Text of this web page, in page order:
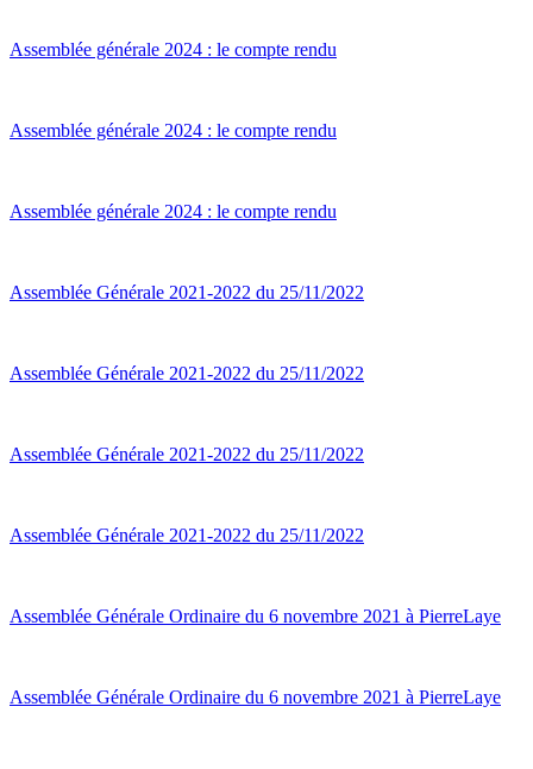
Assemblée générale 2024 : le compte rendu
Assemblée générale 2024 : le compte rendu
Assemblée générale 2024 : le compte rendu
Assemblée Générale 2021-2022 du 25/11/2022
Assemblée Générale 2021-2022 du 25/11/2022
Assemblée Générale 2021-2022 du 25/11/2022
Assemblée Générale 2021-2022 du 25/11/2022
Assemblée Générale Ordinaire du 6 novembre 2021 à PierreLaye
Assemblée Générale Ordinaire du 6 novembre 2021 à PierreLaye